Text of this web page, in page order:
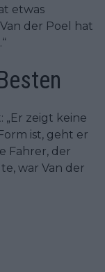
etwas
der Poel hat
„Er zeigt keine
ist, geht er
Fahrer, der
war Van der